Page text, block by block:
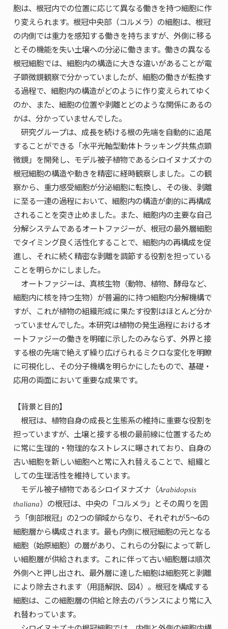
胞は、根冠内での位置に応じて異なる働きを持つ細胞に作
り変えられます。根冠中央部（コルメラ）の細胞は、根冠
の内側では重力を感知する働きを持ちますが、外側に移る
とその機能を失い土壌への分泌に働きます。働きの異なる
根冠細胞では、細胞内の構造に大きな違いがあることが電
子顕微鏡観察で分かっていましたが、細胞の働きが転換す
る過程で、細胞内の構造がどのように作り変えられてゆく
のか、また、細胞の位置や剥離とどのような関係にあるの
かは、分かっていませんでした。
研究グループは、成長を続ける根の先端を自動的に追尾
することができる「水平光軸型動体トラッキング共焦点顕
微鏡」を開発し、モデル被子植物であるシロイヌナズナの
根冠細胞の構造や動きを精密に経時観察しました。この観
察から、重力感受細胞が分泌細胞に転換し、その後、剥離
に至る一連の過程において、細胞内の構造が劇的に再構成
されることを突き止めました。また、細胞内の主要な自己
分解システムであるオートファジーが、根冠の最外層細胞
でタイミング良く活性化することで、細胞内の再構成を促
進し、それに続く精密な剥離を調節する役割を担っている
ことを明らかにしました。
オートファジーは、真核生物（動物、植物、酵母など、
細胞内に核を持つ生物）が普遍的に持つ細胞内分解機構で
すが、これが植物の組織形成に果たす役割はほとんど分か
っていませんでした。本研究は植物の発生過程におけるオ
ートファジーの働きを明確に示したのみならず、外界と接
する根の先端で絶えず繰り広げられるミクロな変化を明瞭
に可視化し、その分子機構を明らかにしたもので、基礎・
応用の両面において重要な成果です。
【背景と目的】
根冠は、植物自身の成長と生態系の維持に重要な役割を
担っていますが、土壌と接する根の最前線に位置するため
に常に生理的・物理的なストレスに曝されており、自身の
古い細胞を新しい細胞へと常に入れ替えることで、組織と
しての生理活性を維持しています。
モデル被子植物であるシロイヌナズナ（Arabidopsis
thaliana）の根冠は、中央の「コルメラ」とその周りを囲
う「側部根冠」の2つの領域からなり、それぞれが5〜6の
細胞層から構成されます。最も内側に根冠細胞の元となる
細胞（始原細胞）の層があり、これらの分裂によって新し
い細胞層が供給されます。これに伴って古い細胞層は順次
外側へと押し出され、最外層に達した細胞は細胞死と剥離
により除去されます（用語解説、図4）。根冠を構成する
細胞は、この細胞層の供給と除去のバランスにより常に入
れ替わっています。